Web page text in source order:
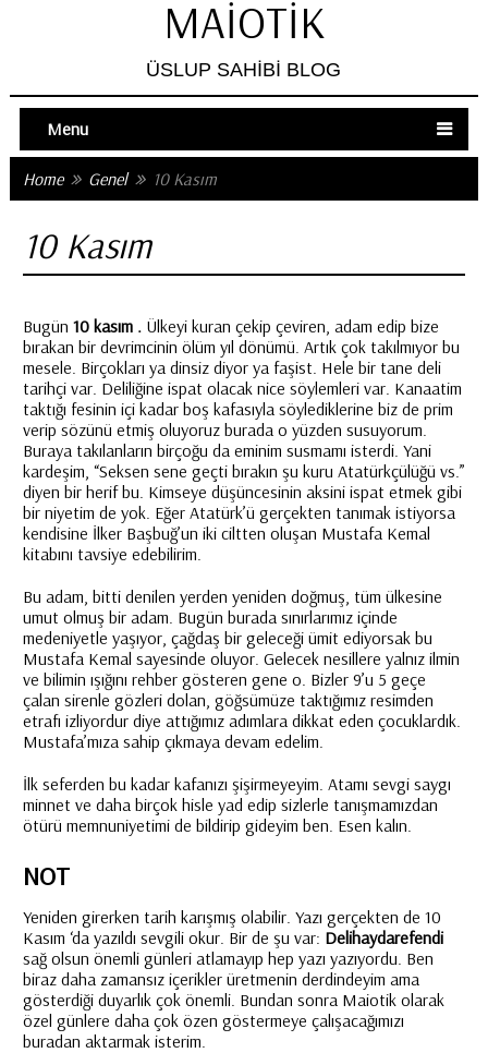
MAIOTIK
ÜSLUP SAHIBI BLOG
Menu
Home Genel 10 Kasım
10 Kasım
Bugün 10 kasım .Ülkeyi kuran çekip çeviren, adam edip bize
bırakan bir devrimcinin ölüm yıl dönümü. Artık çok takılmıyor bu
mesele. Birçokları ya dinsiz diyor ya faşist. Hele bir tane deli
tarihçi var. Deliliğine ispat olacak nice söylemleri var. Kanaatim
taktığı fesinin içi kadar boş kafasıyla söylediklerine biz de prim
verip sözünü etmiş oluyoruz burada o yüzden susuyorum.
Buraya takılanların birçoğu da eminim susmamı isterdi. Yani
kardeşim, “Seksen sene geçti bırakın şu kuru Atatürkçülüğü vs.”
diyen bir herif bu. Kimseye düşüncesinin aksini ispat etmek gibi
bir niyetim de yok. Eğer Atatürk’ü gerçekten tanımak istiyorsa
kendisine İlker Başbuğ’un iki ciltten oluşan Mustafa Kemal
kitabını tavsiye edebilirim.
Bu adam, bitti denilen yerden yeniden doğmuş, tüm ülkesine
umut olmuş bir adam. Bugün burada sınırlarımız içinde
medeniyetle yaşıyor, çağdaş bir geleceği ümit ediyorsak bu
Mustafa Kemal sayesinde oluyor. Gelecek nesillere yalnız ilmin
ve bilimin ışığını rehber gösteren gene o. Bizler 9’u 5 geçe
çalan sirenle gözleri dolan, göğsümüze taktığımız resimden
etrafı izliyordur diye attığımız adımlara dikkat eden çocuklardık.
Mustafa’mıza sahip çıkmaya devam edelim.
İlk seferden bu kadar kafanızı şişirmeyeyim. Atamı sevgi saygı
minnet ve daha birçok hisle yad edip sizlerle tanışmamızdan
ötürü memnuniyetimi de bildirip gideyim ben. Esen kalın.
NOT
Yeniden girerken tarih karışmış olabilir. Yazı gerçekten de 10
Kasım ‘da yazıldı sevgili okur. Bir de şu var: Delihaydarefendi
sağ olsun önemli günleri atlamayıp hep yazı yazıyordu. Ben
biraz daha zamansız içerikler üretmenin derdindeyim ama
gösterdiği duyarlık çok önemli. Bundan sonra Maiotik olarak
özel günlere daha çok özen göstermeye çalışacağımızı
buradan aktarmak isterim.